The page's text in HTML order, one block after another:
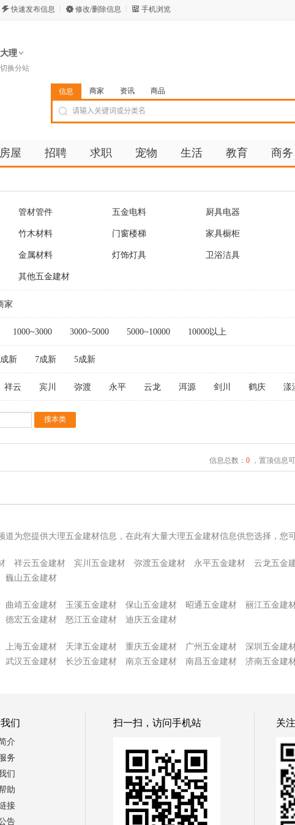
快速发布信息 修改/删除信息 手机浏览
大理
切换分站
信息 商家 资讯 商品
房屋 招聘 求职 宠物 生活 教育 商务
管材管件 五金电料 厨具电器
竹木材料 门窗楼梯 家具橱柜
金属材料 灯饰灯具 卫浴洁具
其他五金建材
家
1000~3000 3000~5000 5000~10000 10000以上
新 7成新 5成新
祥云 宾川 弥渡 永平 云龙 洱源 剑川 鹤庆 漾
信息总数： 0，置顶信息
道为您提供大理五金建材信息，在此有大量大理五金建材信息供您选择，您
祥云五金建材 宾川五金建材 弥渡五金建材 永平五金建材 云龙五金
巍山五金建材
曲靖五金建材 玉溪五金建材 保山五金建材 昭通五金建材 丽江五金建
德宏五金建材 怒江五金建材 迪庆五金建材
上海五金建材 天津五金建材 重庆五金建材 广州五金建材 深圳五金建
武汉五金建材 长沙五金建材 南京五金建材 南昌五金建材 济南五金建
们
介
务
们
助
接
告
扫一扫，访问手机站 关